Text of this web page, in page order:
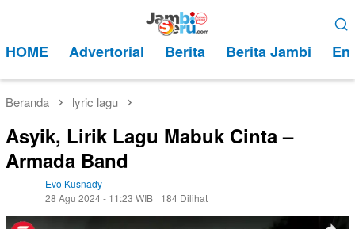
kontenMobile
HOME Advertorial Berita Berita Jambi
Beranda lyric lagu
Asyik, Lirik Lagu Mabuk Cinta –
Armada Band
Evo Kusnady
28 Agu 2024 - 11:23 WIB
184 Dilihat